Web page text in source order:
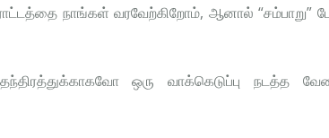
நாங்கள் வரவேற்கிறோம், ஆனால் “சம்பாறு”
ஒரு வாக்கெடுப்பு நடத்த